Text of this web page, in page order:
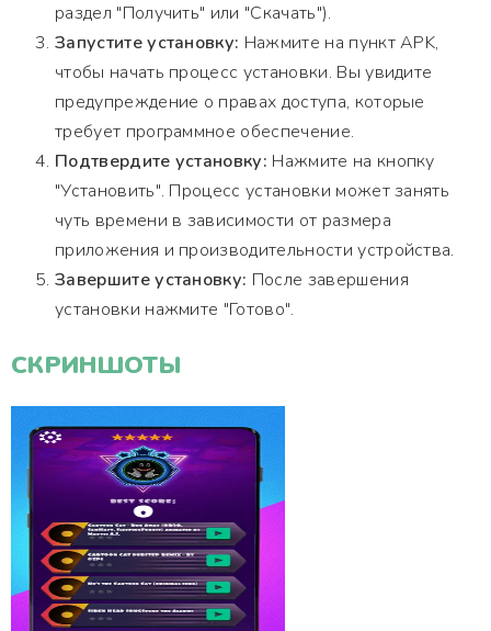
раздел "Получить" или "Скачать").
Запустите установку: Нажмите на пункт APK,
чтобы начать процесс установки. Вы увидите
предупреждение о правах доступа, которые
требует программное обеспечение.
Подтвердите установку: Нажмите на кнопку
"Установить". Процесс установки может занять
чуть времени в зависимости от размера
приложения и производительности устройства.
Завершите установку: После завершения
установки нажмите "Готово".
СКРИНШОТЫ